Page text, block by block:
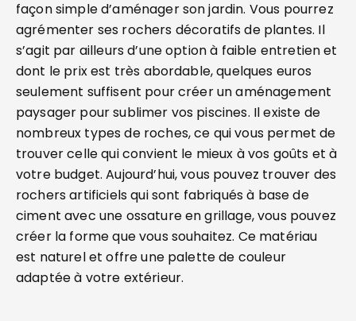
façon simple d’aménager son jardin. Vous pourrez
agrémenter ses rochers décoratifs de plantes. Il
s’agit par ailleurs d’une option à faible entretien et
dont le prix est très abordable, quelques euros
seulement suffisent pour créer un aménagement
paysager pour sublimer vos piscines. Il existe de
nombreux types de roches, ce qui vous permet de
trouver celle qui convient le mieux à vos goûts et à
votre budget. Aujourd’hui, vous pouvez trouver des
rochers artificiels qui sont fabriqués à base de
ciment avec une ossature en grillage, vous pouvez
créer la forme que vous souhaitez. Ce matériau
est naturel et offre une palette de couleur
adaptée à votre extérieur.